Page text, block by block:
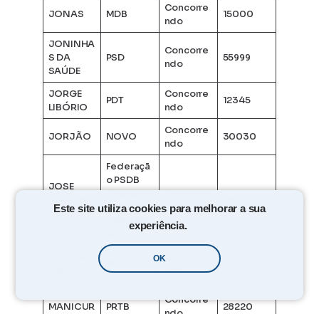
Este site utiliza cookies para melhorar a sua
experiência.
OK
JONAS MDB
Concorre
ndo
15000
JONINHA
S DA
SAÚDE
PSD
Concorre
ndo
55999
JORGE
LIBÓRIO
PDT
Concorre
ndo
12345
JORJÃO NOVO
Concorre
ndo
30030
JOSE
HE
Federaçã
o PSDB
CIDADAN
IA(PSDB/
Concorre
ndo
Concorre
ndo
MANICUR
PRTB
Concorre
28220